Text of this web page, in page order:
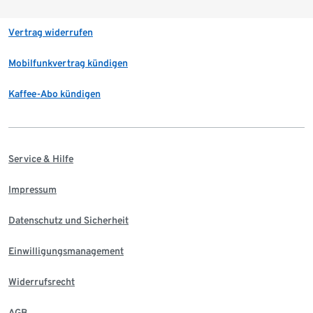
Vertrag widerrufen
Mobilfunkvertrag kündigen
Kaffee-Abo kündigen
Service & Hilfe
Impressum
Datenschutz und Sicherheit
Einwilligungsmanagement
Widerrufsrecht